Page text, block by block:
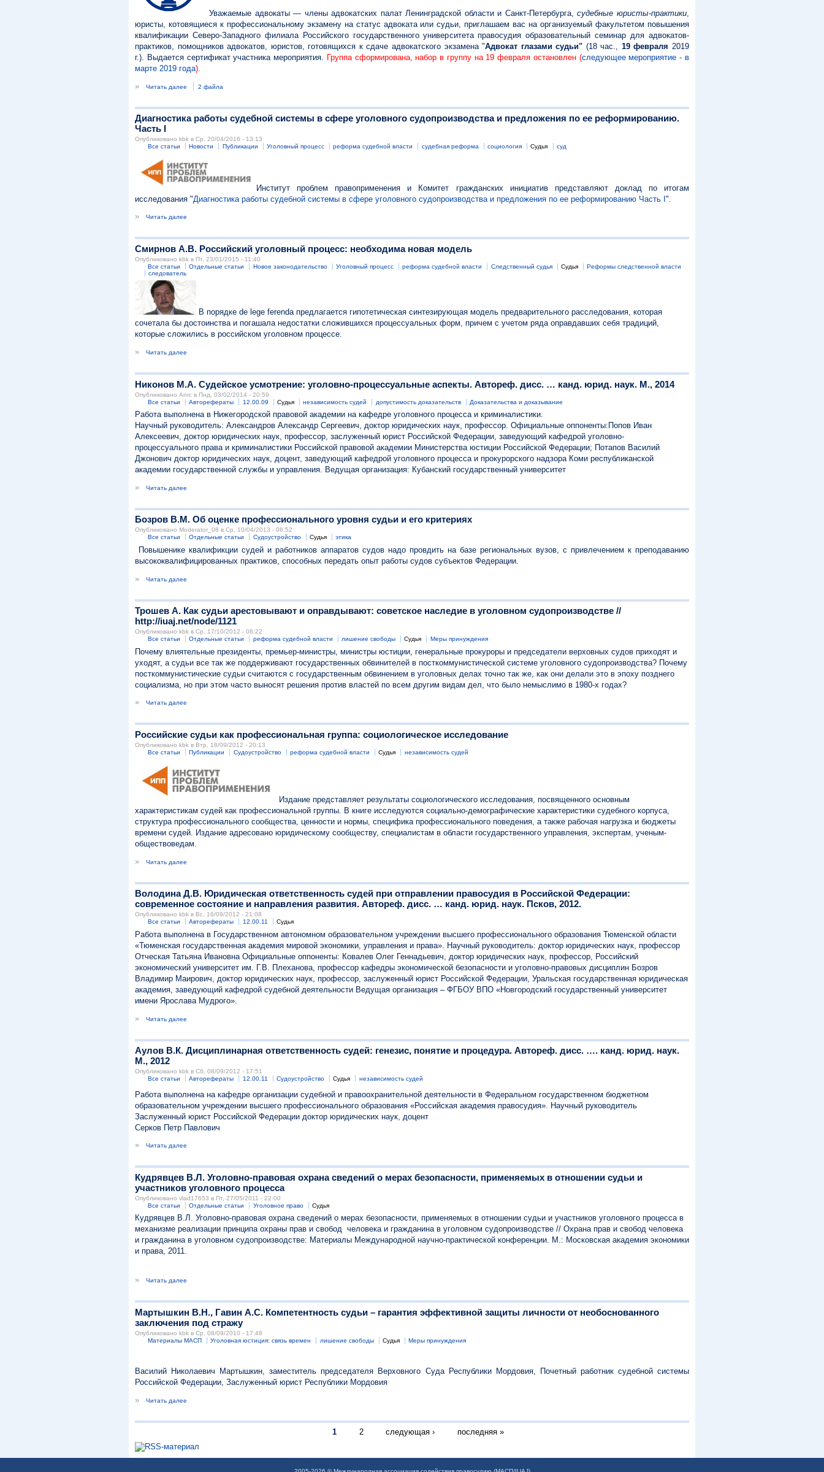
Уважаемые адвокаты — члены адвокатских палат Ленинградской области и Санкт-Петербурга,судебные юристы-практики,
юристы, котовящиеся к профессиональному экзамену на статус адвоката или судьи, приглашаем вас на организуемый факультетом повышения
квалификации Северо-Западного филиала Российского государственного университета правосудия образовательный семинар для адвокатов-
практиков, помощников адвокатов, юристов, готовящихся к сдаче адвокатского экзамена "Адвокат глазами судьи" (18 час., 19 февраля 2019
г.). Выдается сертификат участника мероприятия. Группа сформирована, набор в группу на 19 февраля остановлен (следующее мероприятие - в
марте 2019 года).
»
Читать далее 2 файла
Диагностика работы судебной системы в сфере уголовного судопроизводства и предложения по ее реформированию.
Часть I
Опубликовано kbk в Ср, 20/04/2016 - 13:13
Все статьи
Новости Публикации Уголовный процесс реформа судебной власти судебная реформа социология Судья суд
Институт проблем правоприменения и Комитет гражданских инициатив представляют доклад по итогам
исследования "Диагностика работы судебной системы в сфере уголовного судопроизводства и предложения по ее реформированию Часть I ".
»
Читать далее
Смирнов А.В. Российский уголовный процесс: необходима новая модель
Опубликовано kbk в Пт, 23/01/2015 - 11:40
Все статьи
Отдельные статьи Новое законодательство Уголовный процесс реформа судебной власти Следственный судья Судья
Реформы следственной власти
следователь
В порядке de lege ferenda предлагается гипотетическая синтезирующая модель предварительного расследования, которая
сочетала бы достоинства и погашала недостатки сложившихся процессуальных форм, причем с учетом ряда оправдавших себя традиций,
которые сложились в российском уголовном процессе.
»
Читать далее
Никонов М.А. Судейское усмотрение: уголовно-процессуальные аспекты. Автореф. дисс. … канд. юрид. наук. М., 2014
Опубликовано Anrc в Пнд, 03/02/2014 - 20:59
Все статьи
Авторефераты 12.00.09 Судья независимость судей допустимость доказательств Доказательства и доказывание
Работа выполнена в Нижегородской правовой академии на кафедре уголовного процесса и криминалистики.
Научный руководитель: Александров Александр Сергеевич, доктор юридических наук, профессор. Официальные оппоненты:Попов Иван
Алексеевич, доктор юридических наук, профессор, заслуженный юрист Российской Федерации, заведующий кафедрой уголовно-
процессуального права и криминалистики Российской правовой академии Министерства юстиции Российской Федерации; Потапов Василий
Джонович доктор юридических наук, доцент, заведующий кафедрой уголовного процесса и прокурорского надзора Коми республиканской
академии государственной службы и управления. Ведущая организация: Кубанский государственный университет
»
Читать далее
Бозров В.М. Об оценке профессионального уровня судьи и его критериях
Опубликовано Moderator_08 в Ср, 10/04/2013 - 08:52
Все статьи
Отдельные статьи Судоустройство Судья этика
Повышенике квалификции судей и работников аппаратов судов надо провдить на базе региональных вузов, с привлечением к преподаванию
высококвалифицированных практиков, способных передать опыт работы судов субъектов Федерации.
»
Читать далее
Трошев А. Как судьи арестовывают и оправдывают: советское наследие в уголовном судопроизводстве //
http://iuaj.net/node/1121
Опубликовано kbk в Ср, 17/10/2012 - 08:22
Все статьи
Отдельные статьи реформа судебной власти лишение свободы Судья Меры принуждения
Почему влиятельные президенты, премьер-министры, министры юстиции, генеральные прокуроры и председатели верховных судов приходят и
уходят, а судьи все так же поддерживают государственных обвинителей в посткоммунистической системе уголовного судопроизводства? Почему
посткоммунистические судьи считаются с государственным обвинением в уголовных делах точно так же, как они делали это в эпоху позднего
социализма, но при этом часто выносят решения против властей по всем другим видам дел, что было немыслимо в 1980-х годах?
»
Читать далее
Российские судьи как профессиональная группа: социологическое исследование
Опубликовано kbk в Втр, 18/09/2012 - 20:13
Все статьи
Публикации Судоустройство реформа судебной власти Судья независимость судей
Издание представляет результаты социологического исследования, посвященного основным
характеристикам судей как профессиональной группы. В книге исследуются социально-демографические характеристики судебного корпуса,
структура профессионального сообщества, ценности и нормы, специфика профессионального поведения, а также рабочая нагрузка и бюджеты
времени судей. Издание адресовано юридическому сообществу, специалистам в области государственного управления, экспертам, ученым-
обществоведам.
»
Читать далее
Володина Д.В. Юридическая ответственность судей при отправлении правосудия в Российской Федерации:
современное состояние и направления развития. Автореф. дисс. … канд. юрид. наук. Псков, 2012.
Опубликовано kbk в Вс, 16/09/2012 - 21:08
Все статьи
Авторефераты 12.00.11 Судья
Работа выполнена в Государственном автономном образовательном учреждении высшего профессионального образования Тюменской области
«Тюменская государственная академия мировой экономики, управления и права». Научный руководитель: доктор юридических наук, профессор
Отческая Татьяна Ивановна Официальные оппоненты: Ковалев Олег Геннадьевич, доктор юридических наук, профессор, Российский
экономический университет им. Г.В. Плеханова, профессор кафедры экономической безопасности и уголовно-правовых дисциплин Бозров
Владимир Маирович, доктор юридических наук, профессор, заслуженный юрист Российской Федерации, Уральская государственная юридическая
академия, заведующий кафедрой судебной деятельности Ведущая организация – ФГБОУ ВПО «Новгородский государственный университет
имени Ярослава Мудрого».
»
Читать далее
Аулов В.К. Дисциплинарная ответственность судей: генезис, понятие и процедура. Автореф. дисс. …. канд. юрид. наук.
М., 2012
Опубликовано kbk в Сб, 08/09/2012 - 17:51
Все статьи
Авторефераты 12.00.11 Судоустройство Судья независимость судей
Работа выполнена на кафедре организации судебной и правоохранительной деятельности в Федеральном государственном бюджетном
образовательном учреждении высшего профессионального образования «Российская академия правосудия». Научный руководитель
Заслуженный юрист Российской Федерации доктор юридических наук, доцент
Серков Петр Павлович
»
Читать далее
Кудрявцев В.Л. Уголовно-правовая охрана сведений о мерах безопасности, применяемых в отношении судьи и
участников уголовного процесса
Опубликовано vlad17653 в Пт, 27/05/2011 - 22:00
Все статьи
Отдельные статьи Уголовное право Судья
Кудрявцев В.Л. Уголовно-правовая охрана сведений о мерах безопасности, применяемых в отношении судьи и участников уголовного процесса в
механизме реализации принципа охраны прав и свобод человека и гражданина в уголовном судопроизводстве // Охрана прав и свобод человека
и гражданина в уголовном судопроизводстве: Материалы Международной научно-практической конференции. М.: Московская академия экономики
и права, 2011.
» Читать далее
Мартышкин В.Н., Гавин А.С. Компетентность судьи – гарантия эффективной защиты личности от необоснованного
заключения под стражу
Опубликовано kbk в Ср, 08/09/2010 - 17:48
Материалы МАСП
Уголовная юстиция: связь времен лишение свободы Судья Меры принуждения
Василий Николаевич Мартышкин, заместитель председателя Верховного Суда Республики Мордовия, Почетный работник судебной системы
Российской Федерации, Заслуженный юрист Республики Мордовия
»
Читать далее
1 2 следующая › последняя »